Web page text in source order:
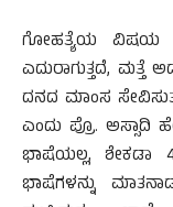
ಗೋಹತ್ಯೆಯ ವಿಷಯ
ಎದುರಾಗುತ್ತದೆ, ಮತ್ತೆ
ದನದ ಮಾಂಸ
ಎಂದು ಪ್ರೊ. ಅಸ್ಸಾದಿ
ಭಾಷೆಯಲ್ಲ, ಶೇಕಡಾ
ಭಾಷೆಗಳನ್ನು